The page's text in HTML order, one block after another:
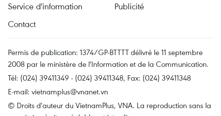
Service d'information
Publicité
Contact
Permis de publication: 1374/GP-BTTTT délivré le 11 septembre
2008 par le ministère de l'Information et de la Communication.
Tél: (024) 39411349 - (024) 39411348, Fax: (024) 39411348
E-mail: vietnamplus@vnanet.vn
© Droits d'auteur du VietnamPlus, VNA. La reproduction sans la